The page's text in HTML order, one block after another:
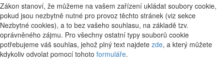
Zákon stanoví, že můžeme na vašem zařízení ukládat soubory cookie,
pokud jsou nezbytně nutné pro provoz těchto stránek (viz sekce
Nezbytné cookies), a to bez vašeho souhlasu, na základě tzv.
oprávněného zájmu. Pro všechny ostatní typy souborů cookie
potřebujeme váš souhlas, jehož plný text najdete zde, a který můžete
kdykoliv odvolat pomocí tohoto formuláře.